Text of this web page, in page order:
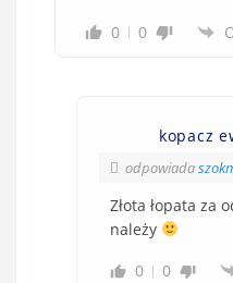
0 0
kopacz
odpowiada
Złota łopata za
należy
0
0